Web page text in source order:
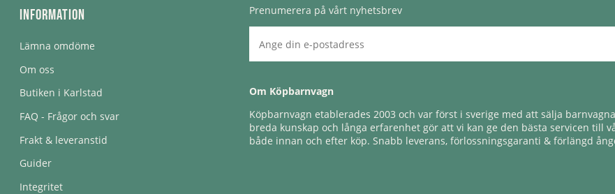
Information
Lämna omdöme
Om oss
Butiken i Karlstad
FAQ - Frågor och svar
Frakt & leveranstid
Guider
Integritet
Prenumerera på vårt nyhetsbrev
Om Köpbarnvagn
Köpbarnvagn etablerades 2003 och var först i sverige med att sälja
breda kunskap och långa erfarenhet gör att vi kan ge den bästa servicen till
både innan och efter köp. Snabb leverans, förlossningsgaranti & förlängd